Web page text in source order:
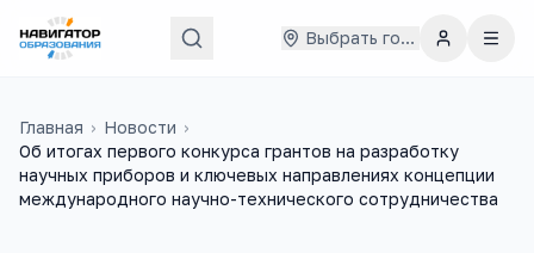
Выбрать город
Главная › Новости ›
Об итогах первого конкурса грантов на разработку
научных приборов и ключевых направлениях концепции
международного научно-технического сотрудничества